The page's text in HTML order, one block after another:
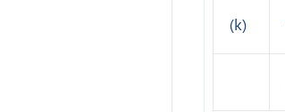
(k)